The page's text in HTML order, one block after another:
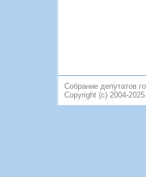
Собрание депутатов
Copyright (c) 2004-2025